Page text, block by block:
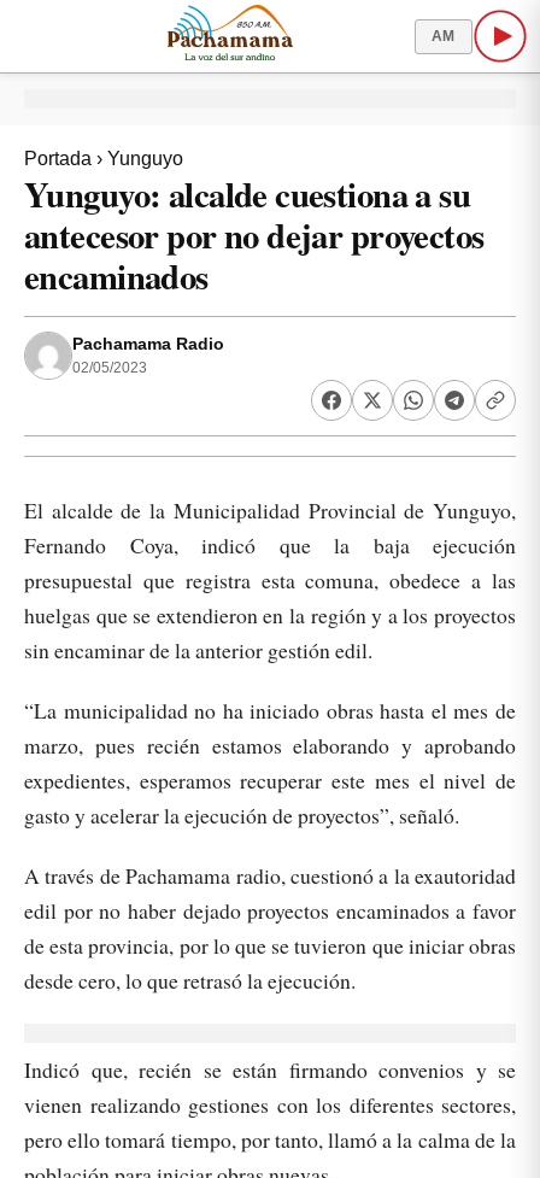
AM
Portada › Yunguyo
Yunguyo: alcalde cuestiona a su
antecesor por no dejar proyectos
encaminados
Pachamama Radio
02/05/2023
El alcalde de la Municipalidad Provincial de Yunguyo,
Fernando Coya, indicó que la baja ejecución
presupuestal que registra esta comuna, obedece a las
huelgas que se extendieron en la región y a los proyectos
sin encaminar de la anterior gestión edil.
“La municipalidad no ha iniciado obras hasta el mes de
marzo, pues recién estamos elaborando y aprobando
expedientes, esperamos recuperar este mes el nivel de
gasto y acelerar la ejecución de proyectos”, señaló.
A través de Pachamama radio, cuestionó a la exautoridad
edil por no haber dejado proyectos encaminados a favor
de esta provincia, por lo que se tuvieron que iniciar obras
desde cero, lo que retrasó la ejecución.
Indicó que, recién se están firmando convenios y se
vienen realizando gestiones con los diferentes sectores,
pero ello tomará tiempo, por tanto, llamó a la calma de la